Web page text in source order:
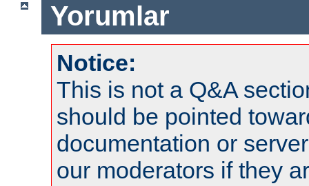
Yorumlar
Notice:
This is not a Q&A
should be pointed
documentation or
our moderators if they